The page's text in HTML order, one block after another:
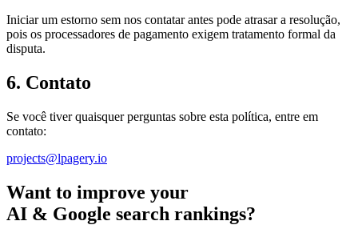
Iniciar um estorno sem nos contatar antes pode atrasar a resolução,
pois os processadores de pagamento exigem tratamento formal da
disputa.
6. Contato
Se você tiver quaisquer perguntas sobre esta política, entre em
contato:
projects@lpagery.io
Want to improve your
AI & Google search rankings?